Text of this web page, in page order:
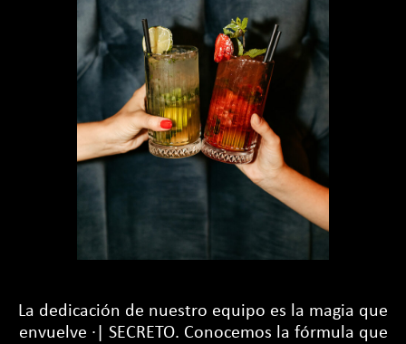
La dedicación de nuestro equipo es la magia que
envuelve ·| SECRETO. Conocemos la fórmula que